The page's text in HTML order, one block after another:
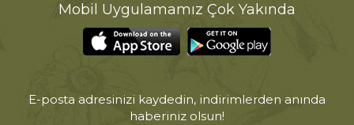
Mobil Uygulamamız Çok Yakında
E-posta adresinizi kaydedin, indirimlerden anında
haberiniz olsun!